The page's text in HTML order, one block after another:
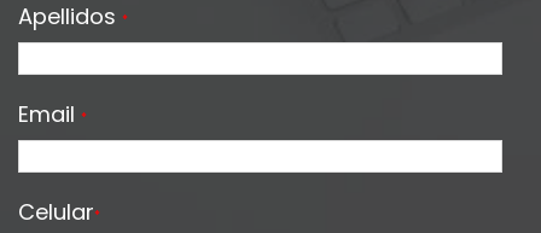
Apellidos *
Email *
Celular*